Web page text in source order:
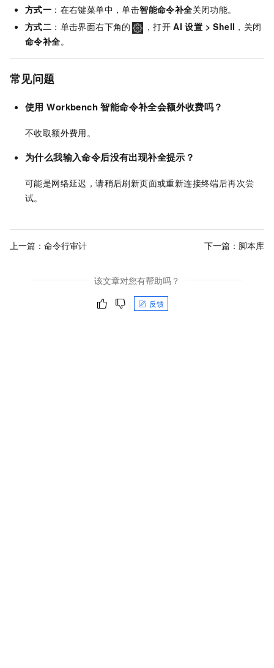
方式一 ：在右键菜单中，单击智能命令补全关闭功能。
方式二 ：单击界面右下角的 ，打开 AI 设置 >Shell ，关闭
命令补全。
常见问题
使用 Workbench 智能命令补全会额外收费吗？
不收取额外费用。
为什么我输入命令后没有出现补全提示？
可能是网络延迟，请稍后刷新页面或重新连接终端后再次尝
试。
上一篇： 命令行审计 下一篇： 脚本库
该文章对您有帮助吗？
反馈